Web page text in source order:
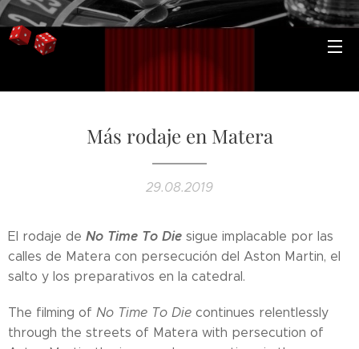
Más rodaje en Matera
29.08.2019
El rodaje de No Time To Die sigue implacable por las
calles de Matera con persecución del Aston Martin, el
salto y los preparativos en la catedral.
The filming of No Time To Die continues relentlessly
through the streets of Matera with persecution of